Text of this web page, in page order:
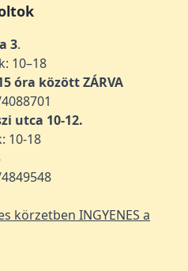
3.
10–18
óra között ZÁRVA
utca 10-12.
10-18
körzetben INGYENES a